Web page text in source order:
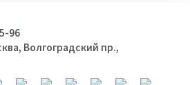
96
Волгоградский пр.,